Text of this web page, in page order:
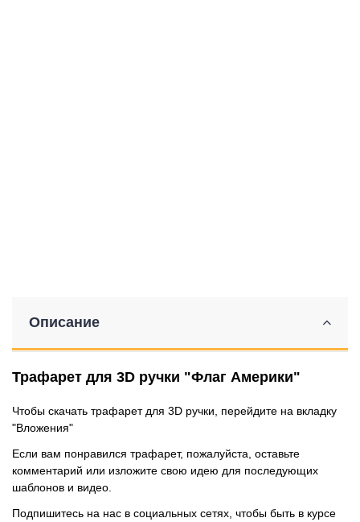
Описание
Трафарет для 3D ручки "Флаг Америки"
Чтобы скачать трафарет для 3D ручки, перейдите на вкладку
"Вложения"
Если вам понравился трафарет, пожалуйста, оставьте
комментарий или изложите свою идею для последующих
шаблонов и видео.
Подпишитесь на нас в социальных сетях, чтобы быть в курсе